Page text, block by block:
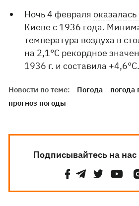
Ночь 4 февраля
Киеве с 1936 года.
температура воздуха в
на 2,1°С рекордное
1936 г. и составила +4,6°С.
Новости по теме: Погода
погода
прогноз погоды
Подписывайтесь на нас